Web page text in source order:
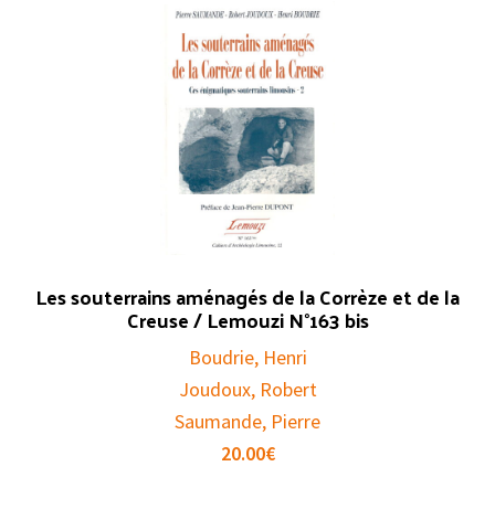
Les souterrains aménagés de la Corrèze et de la
Creuse / Lemouzi N°163 bis
Boudrie, Henri
Joudoux, Robert
Saumande, Pierre
20.00€